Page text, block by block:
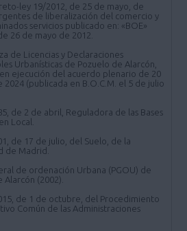
ley 19/2012, de 25 de mayo, de
de liberalización del comercio y
servicios publicado en: «BOE»
26 de mayo de 2012.
de Licencias y Declaraciones
Urbanísticas de Pozuelo de Alarcón,
ejecución del acuerdo plenario de 20
2024 (publicada en B.O.C.M. el 5 de julio
de 2 de abril, Reguladora de las Bases
Local.
de 17 de julio, del Suelo, de la
de Madrid.
de ordenación Urbana (PGOU) de
Alarcón (2002).
de 1 de octubre, del Procedimiento
Común de las Administraciones